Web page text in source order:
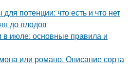
потенции: что есть и что нет
до плодов
в июле: основные правила и
или романо. Описание сорта